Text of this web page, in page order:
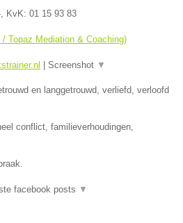
, KvK: 01 15 93 83
/ Topaz Mediation & Coaching)
Screenshot ▼
en langgetrouwd, verliefd, verloofd
conflict, familieverhoudingen,
facebook posts ▼